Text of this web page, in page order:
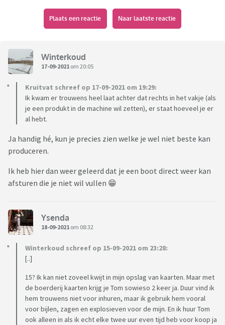
Plaats een reactie Naar laatste reactie
Winterkoud
17-09-2021 om 20:05
Kruitvat schreef op 17-09-2021 om 19:29:
Ik kwam er trouwens heel laat achter dat rechts in het vakje (als
je een produkt in de machine wil zetten), er staat hoeveel je er
al hebt.
Ja handig hé, kun je precies zien welke je wel niet beste kan
produceren.
Ik heb hier dan weer geleerd dat je een boot direct weer kan
afsturen die je niet wil vullen 😁
Ysenda
18-09-2021 om 08:32
Winterkoud schreef op 15-09-2021 om 23:28:
[..]
15? Ik kan niet zoveel kwijt in mijn opslag van kaarten. Maar met
de boerderij kaarten krijg je Tom sowieso 2 keer ja. Duur vind ik
hem trouwens niet voor inhuren, maar ik gebruik hem vooral
voor bijlen, zagen en explosieven voor de mijn. En ik huur Tom
ook alleen in als ik echt elke twee uur even tijd heb voor koop ja